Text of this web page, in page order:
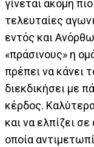
γίνεται ακόμη
τελευταίες
εντός και
«πράσινους» η
πρέπει να κάνει
διεκδικήσει με
κέρδος. Καλύτερα
και να ελπίζει
οποία